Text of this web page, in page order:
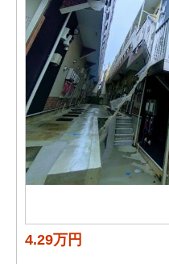
4.29万円